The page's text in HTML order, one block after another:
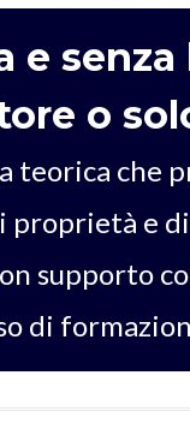
e
o
che
proprietà
supporto
di